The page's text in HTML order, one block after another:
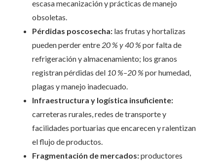
escasa mecanización y prácticas de manejo
obsoletas.
Pérdidas poscosecha: las frutas y hortalizas
pueden perder entre 20 % y 40 % por falta de
refrigeración y almacenamiento; los granos
registran pérdidas del 10 %–20 % por humedad,
plagas y manejo inadecuado.
Infraestructura y logística insuficiente:
carreteras rurales, redes de transporte y
facilidades portuarias que encarecen y ralentizan
el flujo de productos.
Fragmentación de mercados:productores